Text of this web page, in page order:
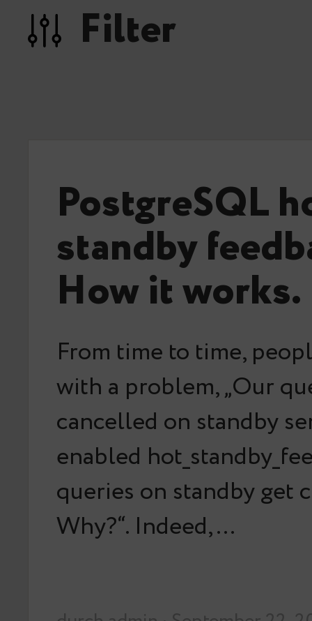
Filter
PostgreSQL
standby
How it works.
From time to time,
with a problem, „Our
cancelled on standby
enabled
queries on standby get
Why?“. Indeed,…